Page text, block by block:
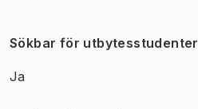
Sökbar för utbytesstudenter
Ja